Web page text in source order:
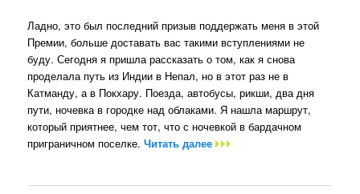
Ладно, это был последний призыв поддержать меня в этой
Премии, больше доставать вас такими вступлениями не
буду. Сегодня я пришла рассказать о том, как я снова
проделала путь из Индии в Непал, но в этот раз не в
Катманду, а в Покхару. Поезда, автобусы, рикши, два дня
пути, ночевка в городке над облаками. Я нашла маршрут,
который приятнее, чем тот, что с ночевкой в бардачном
приграничном поселке.Читать далее